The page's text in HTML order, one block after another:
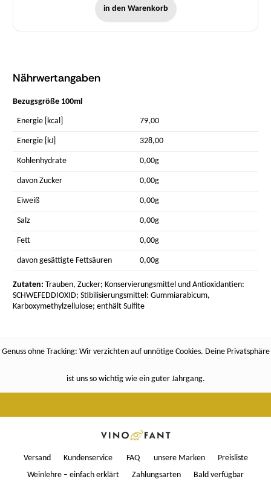
in den Warenkorb
Nährwertangaben
Bezugsgröße 100ml
Energie [kcal] 79,00
Energie [kJ] 328,00
Kohlenhydrate 0,00g
davon Zucker 0,00g
Eiweiß 0,00g
Salz 0,00g
Fett 0,00g
davon gesättigte Fettsäuren 0,00g
Zutaten: Trauben, Zucker; Konservierungsmittel und Antioxidantien:
SCHWEFEDDIOXID; Stibilisierungsmittel: Gummiarabicum,
Karboxymethylzellulose; enthält Sulfite
Genuss ohne Tracking: Wir verzichten auf unnötige Cookies. Deine Privatsphäre
ist uns so wichtig wie ein guter Jahrgang.
Versand Kundenservice FAQ unsere Marken
Preisliste
Weinlehre – einfach erklärt
Zahlungsarten Bald verfügbar